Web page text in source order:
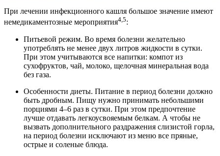
При лечении инфекционного кашля большое значение имеют
немедикаментозные мероприятия4,5:
Питьевой режим. Во время болезни желательно
употреблять не менее двух литров жидкости в сутки.
При этом учитываются все напитки: компот из
сухофруктов, чай, молоко, щелочная минеральная вода
без газа.
Особенности диеты. Питание в период болезни должно
быть дробным. Пищу нужно принимать небольшими
порциями 4–6 раз в сутки. При этом предпочтение
лучше отдавать легкоусвояемым белкам. А чтобы не
вызвать дополнительного раздражения слизистой горла,
на период болезни исключают из меню все пряные,
острые и соленые блюда.